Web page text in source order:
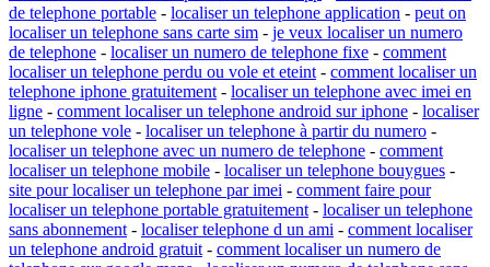
de telephone portable - localiser un telephone application - peut on
localiser un telephone sans carte sim - je veux localiser un numero
de telephone - localiser un numero de telephone fixe - comment
localiser un telephone perdu ou vole et eteint - comment localiser un
telephone iphone gratuitement - localiser un telephone avec imei en
ligne - comment localiser un telephone android sur iphone - localiser
un telephone vole - localiser un telephone à partir du numero -
localiser un telephone avec un numero de telephone - comment
localiser un telephone mobile - localiser un telephone bouygues -
site pour localiser un telephone par imei - comment faire pour
localiser un telephone portable gratuitement - localiser un telephone
sans abonnement - localiser telephone d un ami - comment localiser
un telephone android gratuit - comment localiser un numero de